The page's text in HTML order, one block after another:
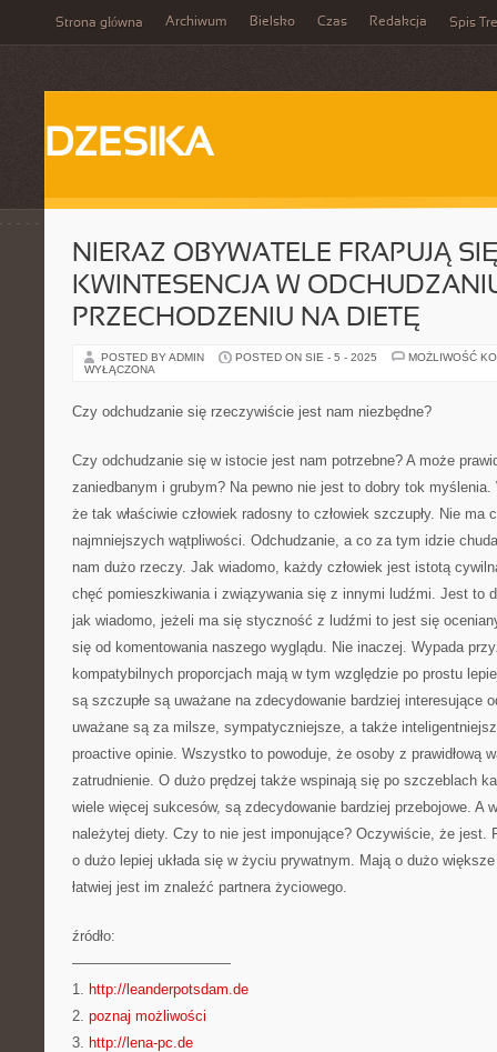
Strona główna Archiwum Bielsko Czas Redakcja Spis
DZESIKA
NIERAZ OBYWATELE FRAPUJĄ
KWINTESENCJA W
PRZECHODZENIU NA DIETĘ
POSTED BY ADMIN POSTED ON SIE - 5 - 2025
MOŻLIWOŚĆ
WYŁĄCZONA
Czy odchudzanie się rzeczywiście jest nam niezbędne?
Czy odchudzanie się w istocie jest nam potrzebne? A może
zaniedbanym i grubym? Na pewno nie jest to dobry tok
że tak właściwie człowiek radosny to człowiek szczupły. Nie ma
najmniejszych wątpliwości. Odchudzanie, a co za tym idzie
nam dużo rzeczy. Jak wiadomo, każdy człowiek jest istotą
chęć pomieszkiwania i związywania się z innymi ludźmi. Jest to
jak wiadomo, jeżeli ma się styczność z ludźmi to jest się
się od komentowania naszego wyglądu. Nie inaczej. Wypada
kompatybilnych proporcjach mają w tym względzie po prostu
są szczupłe są uważane na zdecydowanie bardziej interesujące
uważane są za milsze, sympatyczniejsze, a także
proactive opinie. Wszystko to powoduje, że osoby z prawidłową
zatrudnienie. O dużo prędzej także wspinają się po szczeblach
wiele więcej sukcesów, są zdecydowanie bardziej przebojowe. A
należytej diety. Czy to nie jest imponujące? Oczywiście, że jest.
o dużo lepiej układa się w życiu prywatnym. Mają o dużo
łatwiej jest im znaleźć partnera życiowego.
źródło:
———————————
1. http://leanderpotsdam.de
2. poznaj możliwości
3. http://lena-pc.de